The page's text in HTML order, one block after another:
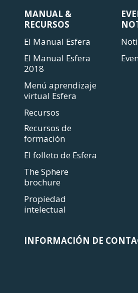
MANUAL &
RECURSOS
El Manual Esfera
El Manual Esfera
2018
Menú aprendizaje
virtual Esfera
Recursos
Recursos de
formación
El folleto de Esfera
The Sphere
brochure
Propiedad
intelectual
INFORMACIÓN DE